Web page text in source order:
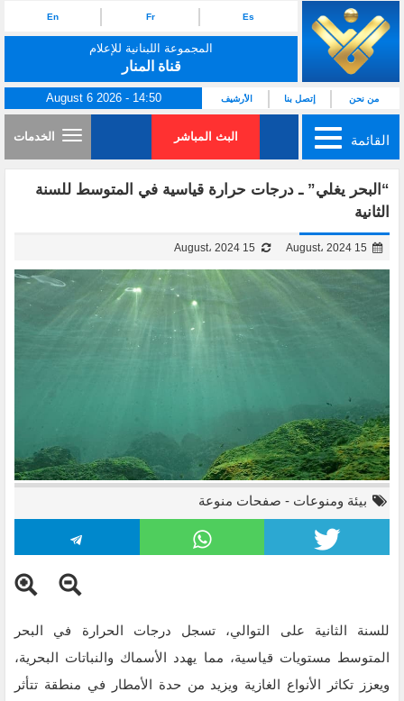
Es
Fr
En
المجموعة اللبنانية للإعلام
قناة المنار
من نحن إتصل بنا الأرشيف August 6 2026 - 14:50
القائمة البث المباشر الخدمات
“البحر يغلي” ـ درجات حرارة قياسية في المتوسط للسنة
الثانية
بيئة ومنوعات - صفحات منوعة
للسنة الثانية على التوالي، تسجل درجات الحرارة في البحر
المتوسط مستويات قياسية، مما يهدد الأسماك والنباتات البحرية،
ويعزز تكاثر الأنواع الغازية ويزيد من حدة الأمطار في منطقة تتأثر